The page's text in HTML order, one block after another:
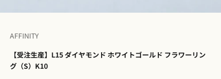
AFFINITY
【受注生産】L15 ダイヤモンド ホワイトゴールド フラワーリン
グ（S）K10